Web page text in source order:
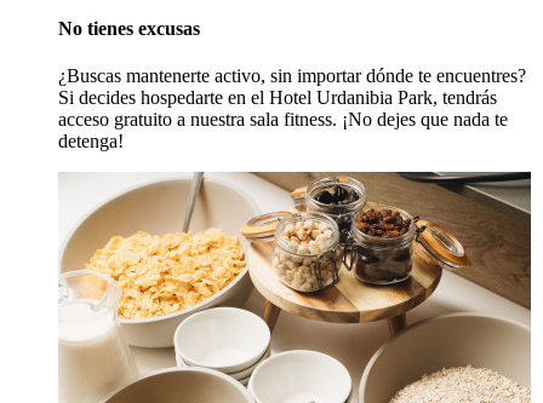
No tienes excusas
¿Buscas mantenerte activo, sin importar dónde te encuentres?
Si decides hospedarte en el Hotel Urdanibia Park, tendrás
acceso gratuito a nuestra sala fitness. ¡No dejes que nada te
detenga!